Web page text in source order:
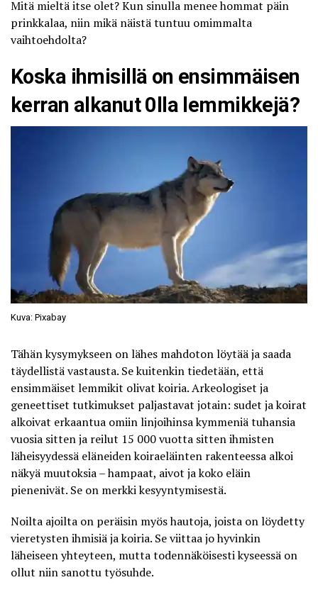
Mitä mieltä itse olet? Kun sinulla menee hommat päin
prinkkalaa, niin mikä näistä tuntuu omimmalta
vaihtoehdolta?
Koska ihmisillä on ensimmäisen
kerran alkanut 0lla lemmikkejä?
Kuva: Pixabay
Tähän kysymykseen on lähes mahdoton löytää ja saada
täydellistä vastausta. Se kuitenkin tiedetään, että
ensimmäiset lemmikit olivat koiria. Arkeologiset ja
geneettiset tutkimukset paljastavat jotain: sudet ja koirat
alkoivat erkaantua omiin linjoihinsa kymmeniä tuhansia
vuosia sitten ja reilut 15 000 vuotta sitten ihmisten
läheisyydessä eläneiden koiraeläinten rakenteessa alkoi
näkyä muutoksia – hampaat, aivot ja koko eläin
pienenivät. Se on merkki kesyyntymisestä.
Noilta ajoilta on peräisin myös hautoja, joista on löydetty
vieretysten ihmisiä ja koiria. Se viittaa jo hyvinkin
läheiseen yhteyteen, mutta todennäköisesti kyseessä on
ollut niin sanottu työsuhde.